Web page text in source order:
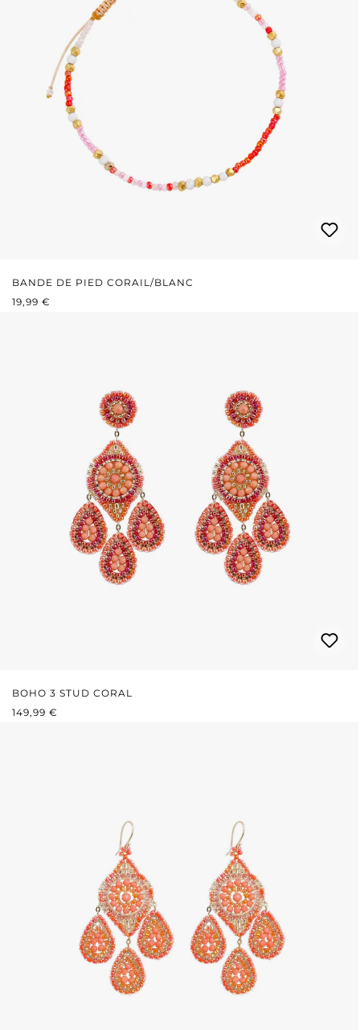
BANDE DE PIED CORAIL/BLANC
PRIX RÉGULIER :
19,99 €
BOHO 3 STUD CORAL
PRIX RÉGULIER :
149,99 €